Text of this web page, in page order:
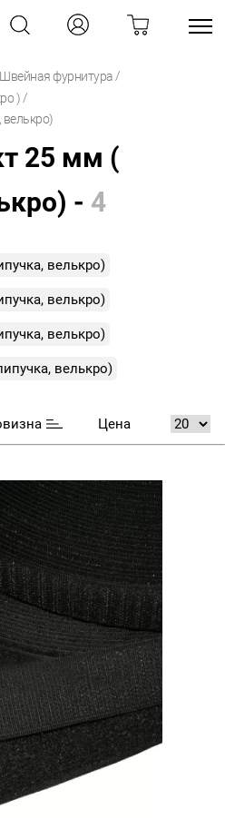
Швейная фурнитура /
) /
велькро)
25 мм (
- 4
велькро)
велькро)
велькро)
велькро)
Цена